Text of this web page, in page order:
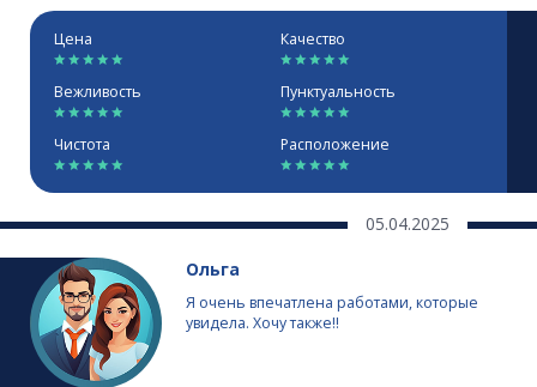
Цена Качество
Вежливость Пунктуальность
Чистота Расположение
05.04.2025
Ольга
Я очень впечатлена работами, которые
увидела. Хочу также!!